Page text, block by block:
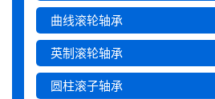
曲线滚轮轴承
英制滚轮轴承
圆柱滚子轴承